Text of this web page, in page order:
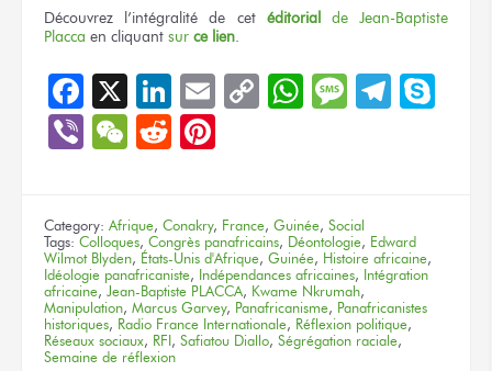
Découvrez l’intégralitéde cet éditorial de Jean-Baptiste
Placca en cliquant sur ce lien.
Facebook
X LinkedIn
EmailCopyWhatsApp
Message
ViberWeChat
Reddit
Category: Afrique, Conakry, France, Guinée, Social
Tags: Colloques, Congrès panafricains, Déontologie, Edward
Wilmot Blyden, États-Unis d'Afrique, Guinée, Histoire africaine,
Idéologie panafricaniste, Indépendances africaines, Intégration
africaine, Jean-Baptiste PLACCA, Kwame Nkrumah,
Manipulation, Marcus Garvey, Panafricanisme, Panafricanistes
historiques, Radio France Internationale, Réflexion politique,
Réseaux sociaux, RFI , Safiatou Diallo, Ségrégation raciale,
Semaine de réflexion